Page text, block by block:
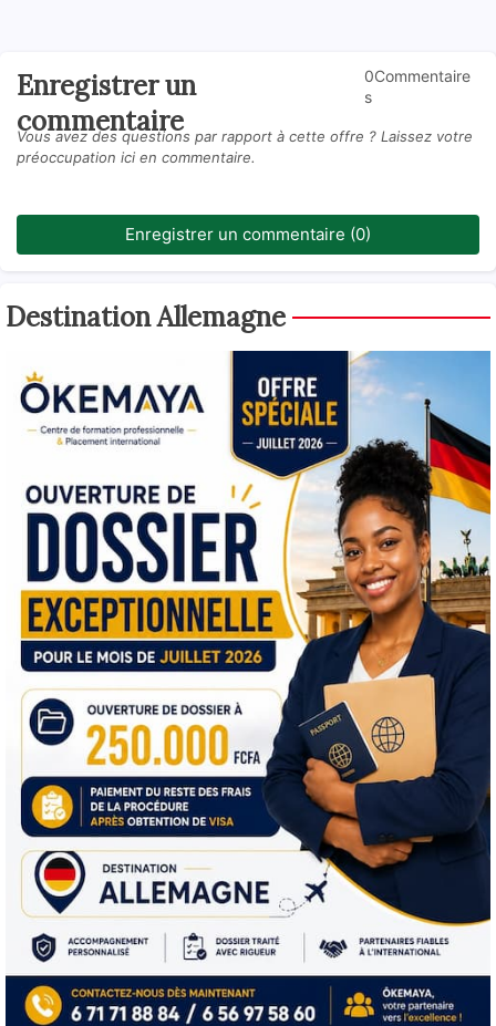
Enregistrer un
commentaire
0Commentaire
s
Vous avez des questions par rapport à cette offre ? Laissez votre
préoccupation ici en commentaire.
Enregistrer un commentaire (0)
Destination Allemagne